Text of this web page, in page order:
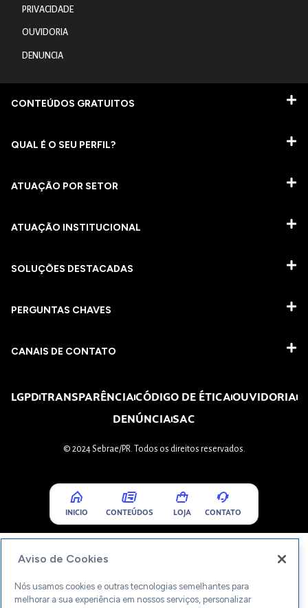
PRIVACIDADE
OUVIDORIA
DENUNCIA
CONTEÚDOS GRATUITOS
QUAL É O SEU PERFIL?
ATUAÇÃO POR SETOR
ATUAÇÃO INSTITUCIONAL
SOLUÇÕES DESTACADAS
PERGUNTAS CHAVES​
CANAIS DE CONTATO
LGPDTRANSPARÊNCIACÓDIGO DE ÉTICAOUVIDORIA
DENÚNCIASAC
© 2024 Sebrae/PR. Todos os direitos reservados.
INICIO CONTEÚDOS LOJA CONTATO
Aviso de Cookies
Nós usamos cookies e outras tecnologias semelhantes para
melhorar a sua experiência em nossos serviços, personalizar